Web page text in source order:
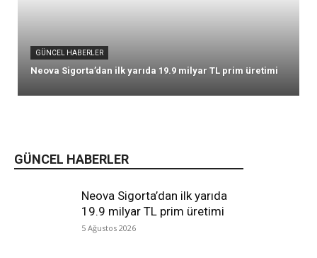
GÜNCEL HABERLER
Neova Sigorta’dan ilk yarıda
19.9 milyar TL prim üretimi
5 Ağustos 2026
GÜNCEL HABERLER
Neova Sigorta’dan ilk yarıda 19.9 milyar TL prim üretimi